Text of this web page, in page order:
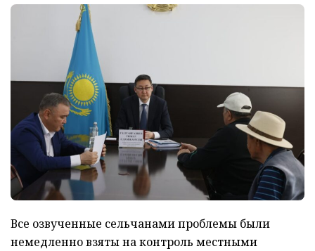
Все озвученные сельчанами проблемы были
немедленно взяты на контроль местными